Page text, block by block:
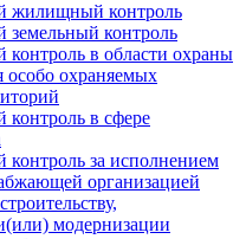
жилищный контроль
контроль
в области охраны
особо охраняемых
в сфере
за исполнением
организацией
модернизации